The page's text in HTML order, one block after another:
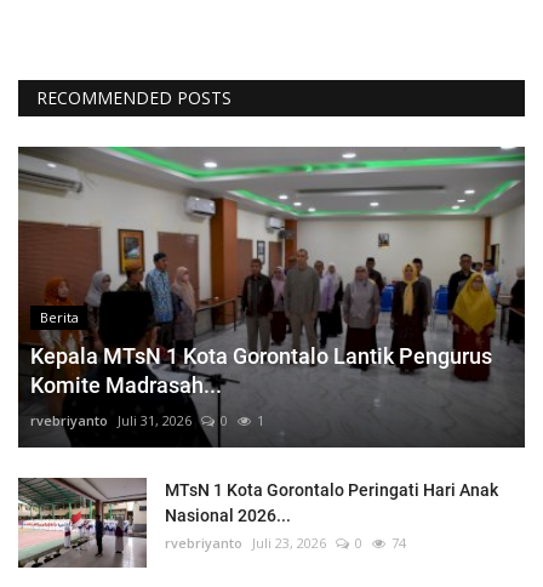
RECOMMENDED POSTS
Berita
Kepala MTsN 1 Kota Gorontalo Lantik Pengurus
Komite Madrasah...
rvebriyanto Juli 31, 2026 0 1
MTsN 1 Kota Gorontalo Peringati Hari Anak
Nasional 2026...
rvebriyanto Juli 23, 2026 0 74